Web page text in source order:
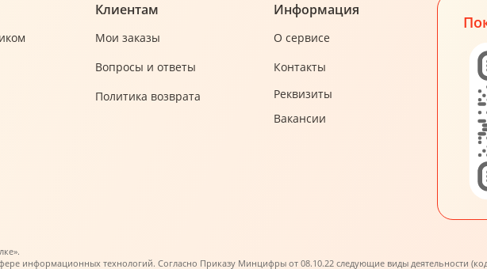
Клиентам
Мои заказы
Вопросы и ответы
Политика возврата
Информация
О сервисе
Контакты
Реквизиты
Вакансии
информационных технологий. Согласно Приказу Минцифры от 08.10.22 следующие виды деятельности